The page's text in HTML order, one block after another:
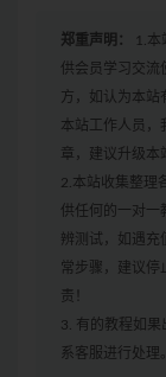
郑重声明：
1.本
供会员学习交流
方，如认为本站
本站工作人员，
章，建议升级本
2.本站收集整理
供任何的一对一
辨测试，如遇充
常步骤，建议停
责！
3. 有的教程如
系客服进行处理。